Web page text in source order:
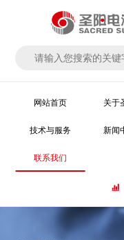
网站首页 关于
技术与服务 新闻
联系我们
